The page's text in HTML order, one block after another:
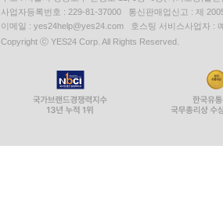
사업자등록번호 : 229-81-37000 통신판매업신고 : 제
이메일 : yes24help@yes24.com 호스팅 서비스사업자 :
Copyright ⓒ YES24 Corp. All Rights Reserved.